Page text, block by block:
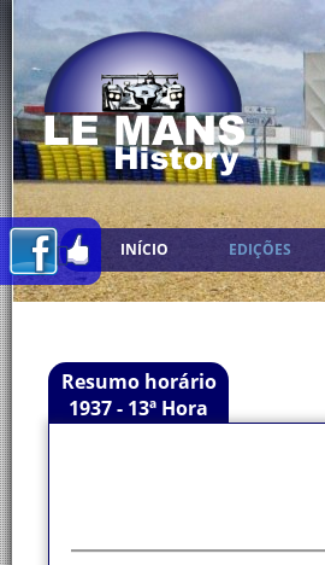
INÍCIO EDIÇÕES
Resumo horário
1937 - 13ª Hora